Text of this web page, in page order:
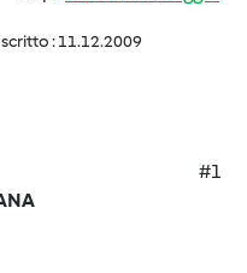
: 11.12.2009
#1